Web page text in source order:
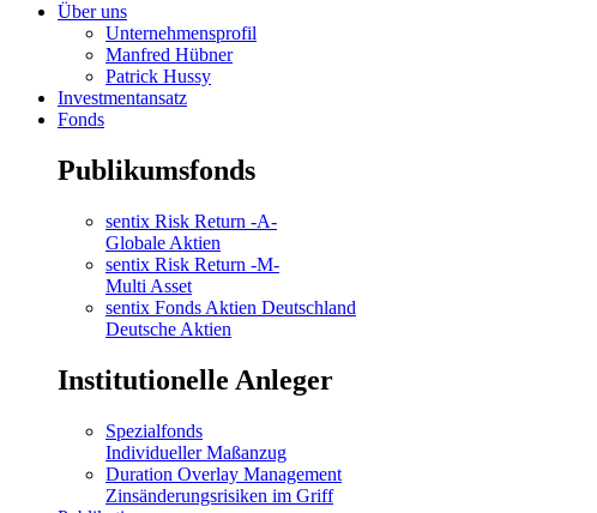
Über uns
Unternehmensprofil
Manfred Hübner
Patrick Hussy
Investmentansatz
Fonds
Publikumsfonds
sentix Risk Return -A-
Globale Aktien
sentix Risk Return -M-
Multi Asset
sentix Fonds Aktien Deutschland
Deutsche Aktien
Institutionelle Anleger
Spezialfonds
Individueller Maßanzug
Duration Overlay Management
Zinsänderungsrisiken im Griff